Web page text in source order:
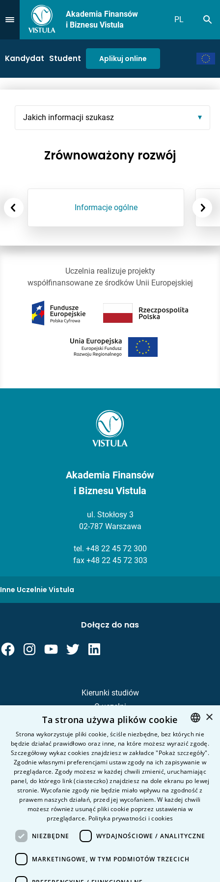
Przejdź do Menu
Akademia Finansów
i Biznesu Vistula
PL
Kandydat Student Aplikuj online
Zrównoważony rozwój
Informacje ogólne
Jakich informacji szukasz
Uczelnia realizuje projekty
współfinansowane ze środków Unii Europejskiej
Akademia Finansów
i Biznesu Vistula
ul. Stokłosy 3
02-787 Warszawa
tel. +48 22 45 72 300
fax +48 22 45 72 303
Inne Uczelnie Vistula
Kierunki studiów
O uczelni
Kandydat
Student
Nauka i badania
Intranet
Pytania i odpowiedzi
Kontakt
Kariera na uczelni
Dane Osobowe
Dołącz do nas
POLISH
ENGLISH
×
Ta strona używa plików cookie
Strona wykorzystuje pliki cookie, ściśle niezbędne, bez których nie
będzie działać prawidłowo oraz inne, na które możesz wyrazić zgodę.
Szczegółowy wykaz cookies znajdziesz w zakładce "Pokaż szczegóły".
Zgodnie własnymi preferencjami ustaw zgody na ich zapisywanie w
przeglądarce. Zgody możesz w każdej chwili zmienić, uruchamiając
panel, do którego link (ciasteczko) znajdziesz na dole ekranu po lewej
stronie. Wycofanie zgody nie będzie miało wpływu na zgodność z
prawem naszych działań, przed jej wycofaniem. W każdej chwili
możesz również usunąć pliki cookie poprzez ustawienia w
przeglądarce. Polityka prywatności i cookies
NIEZBĘDNE WYDAJNOŚCIOWE / ANALITYCZNE
MARKETINGOWE, W TYM PODMIOTÓW TRZECICH